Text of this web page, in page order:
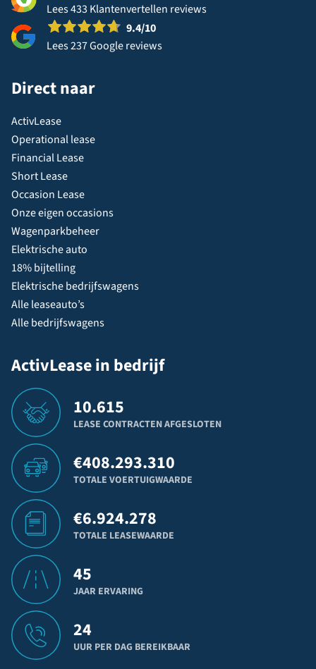
Lees 433 Klantenvertellen reviews
9.4/10
Lees 237 Google reviews
Direct naar
ActivLease
Operational lease
Financial Lease
Short Lease
Occasion Lease
Onze eigen occasions
Wagenparkbeheer
Elektrische auto
18% bijtelling
Elektrische bedrijfswagens
Alle leaseauto’s
Alle bedrijfswagens
ActivLease in bedrijf
10.615
LEASE CONTRACTEN AFGESLOTEN
€408.293.310
TOTALE VOERTUIGWAARDE
€6.924.278
TOTALE LEASEWAARDE
45
JAAR ERVARING
24
UUR PER DAG BEREIKBAAR